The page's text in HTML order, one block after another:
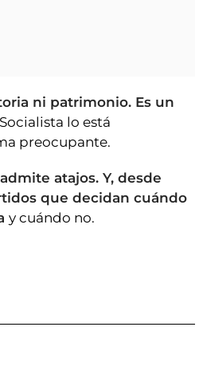
ni patrimonio. Es un
lo está
preocupante.
atajos. Y, desde
que decidan cuándo
y cuándo no.